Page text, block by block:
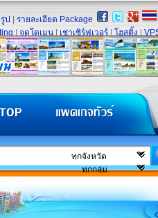
ป
รายละเอียด Package
จดโดเมน เช่าเซิร์ฟเวอร์ โฮสติ้ง